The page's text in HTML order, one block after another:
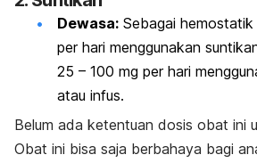
Dewasa: Sebagai
per hari menggunakan
25 – 100 mg per hari
atau infus.
Belum ada ketentuan dosis obat ini
Obat ini bisa saja berbahaya bagi